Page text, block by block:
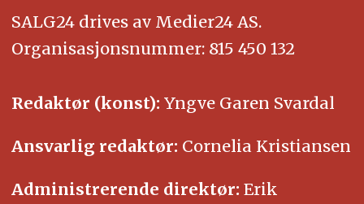
SALG24 drives av Medier24 AS.
Organisasjonsnummer: 815 450 132
Redaktør (konst): Yngve Garen Svardal
Ansvarlig redaktør: Cornelia Kristiansen
Administrerende direktør: Erik